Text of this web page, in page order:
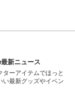
新ニュース
ターアイテムでほっと
い最新グッズやイベン